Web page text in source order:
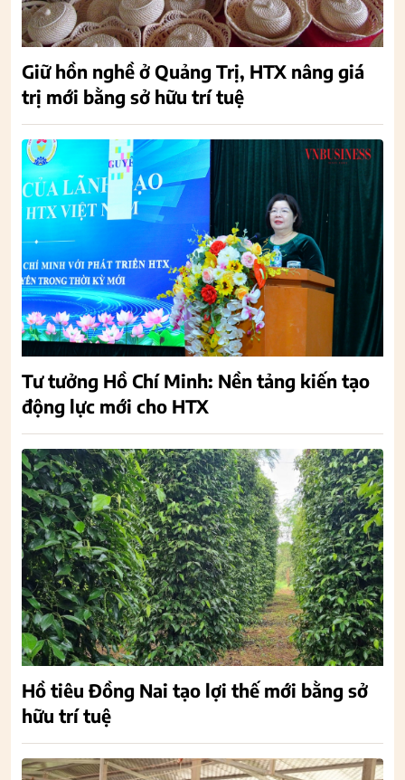
Giữ hồn nghề ở Quảng Trị, HTX nâng giá
trị mới bằng sở hữu trí tuệ
Tư tưởng Hồ Chí Minh: Nền tảng kiến tạo
động lực mới cho HTX
Hồ tiêu Đồng Nai tạo lợi thế mới bằng sở
hữu trí tuệ